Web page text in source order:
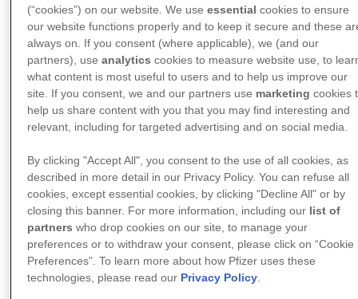
Deutsche Gesellschaft
für Urologie /
Berufsverband der De…
Zur Website
Deutsche Schmerzliga
e.V.: Informationen und
Unterstützung von, mit …
(“cookies”) on our website. We useessential cookies to ensure
our website functions properly and to keep it secure and these
always on. If you consent (where applicable), we (and our
partners), useanalytics cookies to measure website use, to
what content is most useful to users and to help us improve our
site. If you consent, we and our partners use marketing cookies
help us share content with you that you may find interesting and
relevant, including for targeted advertising and on social media.
By clicking "Accept All", you consent to the use of all cookies, as
described in more detail in our Privacy Policy. You can refuse all
cookies, except essential cookies, by clicking "Decline All" or by
closing this banner. For more information, including our list of
partners who drop cookies on our site, to manage your
preferences or to withdraw your consent, please click on “Cookie
Preferences”. To learn more about how Pfizer uses these
technologies, please read our Privacy Policy